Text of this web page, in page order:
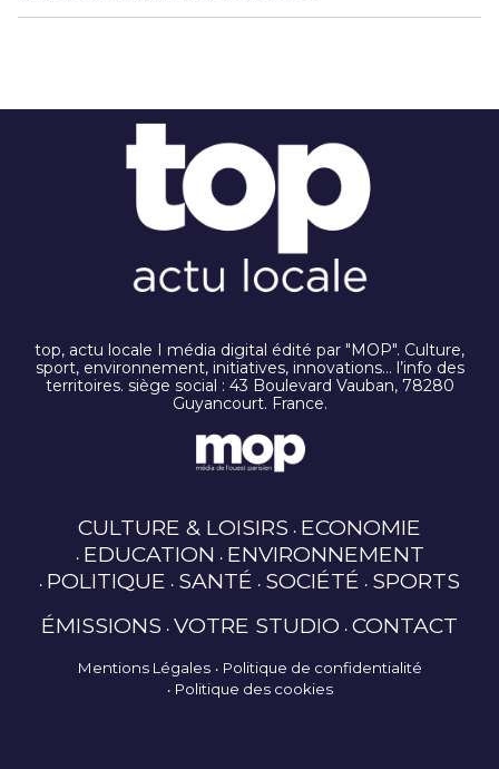
top, actu locale I média digital édité par "MOP". Culture,
sport, environnement, initiatives, innovations… l’info des
territoires. siège social : 43 Boulevard Vauban, 78280
Guyancourt. France.
CULTURE & LOISIRS ECONOMIE
EDUCATION ENVIRONNEMENT
POLITIQUE SANTÉ SOCIÉTÉ SPORTS
ÉMISSIONS VOTRE STUDIO CONTACT
Mentions Légales
Politique de confidentialité
Politique des cookies